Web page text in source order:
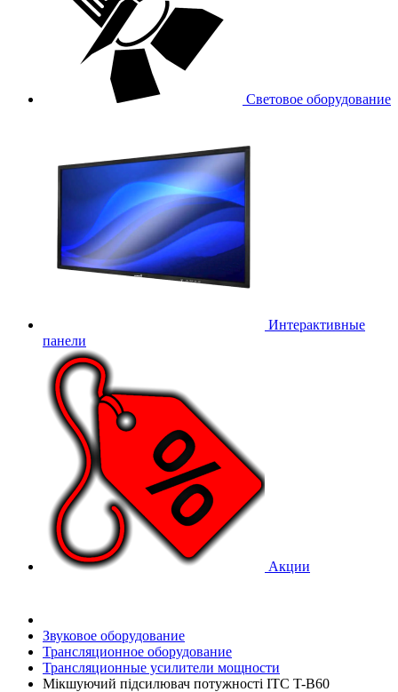
Световое оборудование
Интерактивные
панели
Акции
Звуковое оборудование
Трансляционное оборудование
Трансляционные усилители мощности
Мікшуючий підсилювач потужності ITC T-B60